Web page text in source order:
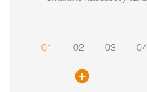
01 02 03 04